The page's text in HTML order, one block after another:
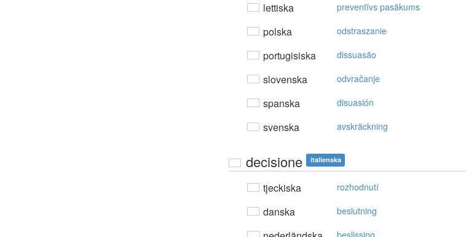
lettiska preventīvs pasākums
polska odstraszanie
portugisiska dissuasão
slovenska odvračanje
spanska disuasión
svenska avskräckning
decisione italienska
tjeckiska rozhodnutí
danska beslutning